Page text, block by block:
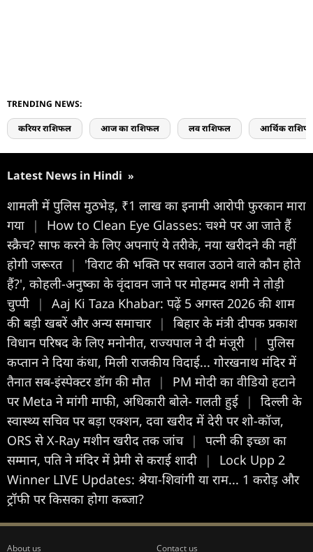
TRENDING NEWS:
करियर राशिफल आज का राशिफल लव राशिफल आर्थिक
Latest News in Hindi »
शामली में पुलिस मुठभेड़, ₹1 लाख का इनामी आरोपी फुरकान मारा
गया
|
How to Clean Eye Glasses: चश्मे पर आ जाते हैं
स्क्रैच? साफ करने के लिए अपनाएं ये तरीके, नया खरीदने की नहीं
होगी जरूरत |
'विराट की भक्ति पर सवाल उठाने वाले कौन होते
हैं?', कोहली-अनुष्का के वृंदावन जाने पर मोहम्मद शमी ने तोड़ी
चुप्पी
|
Aaj Ki Taza Khabar: पढ़ें 5 अगस्त 2026 की शाम
की बड़ी खबरें और अन्य समाचार |
बिहार के मंत्री दीपक प्रकाश
विधान परिषद के लिए मनोनीत, राज्यपाल ने दी मंजूरी
|
पुलिस
कप्तान ने दिया कंधा, मिली राजकीय विदाई... गोरखनाथ मंदिर में
तैनात सब-इंस्पेक्टर डॉग की मौत |
PM मोदी का वीडियो हटाने
पर Meta ने मांगी माफी, अधिकारी बोले- गलती हुई
|
दिल्ली के
स्वास्थ्य सचिव पर बड़ा एक्शन, दवा खरीद में देरी पर शो-कॉज,
ORS से X-Ray मशीन खरीद तक जांच |
पत्नी की इच्छा का
सम्मान, पति ने मंदिर में प्रेमी से कराई शादी
|
Lock Upp 2
Winner LIVE Updates: श्रेया-शिवांगी या राम... 1 करोड़ और
ट्रॉफी पर किसका होगा कब्जा?
About us Contact us